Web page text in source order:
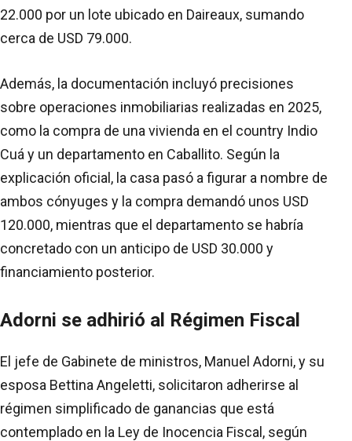
22.000 por un lote ubicado en Daireaux, sumando
cerca de USD 79.000.
Además, la documentación incluyó precisiones
sobre operaciones inmobiliarias realizadas en 2025,
como la compra de una vivienda en el country Indio
Cuá y un departamento en Caballito. Según la
explicación oficial, la casa pasó a figurar a nombre de
ambos cónyuges y la compra demandó unos USD
120.000, mientras que el departamento se habría
concretado con un anticipo de USD 30.000 y
financiamiento posterior.
Adorni se adhirió al Régimen Fiscal
El jefe de Gabinete de ministros, Manuel Adorni, y su
esposa Bettina Angeletti, solicitaron adherirse al
régimen simplificado de ganancias que está
contemplado en la Ley de Inocencia Fiscal, según